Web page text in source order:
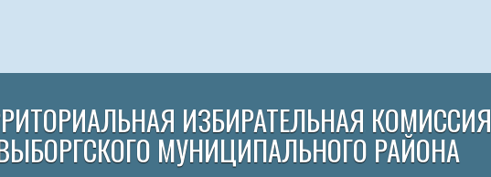
ИЗБИРАТЕЛЬНАЯ КОМИССИЯ
МУНИЦИПАЛЬНОГО РАЙОНА